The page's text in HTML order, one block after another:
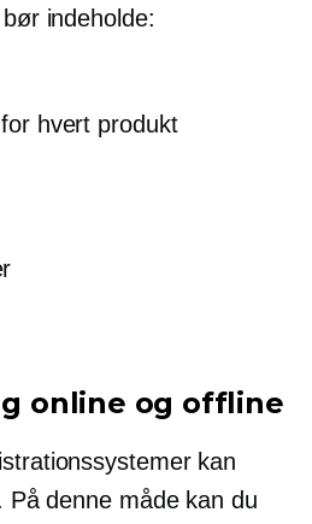
indeholde:
hvert produkt
online og offline
kan
På denne måde kan du